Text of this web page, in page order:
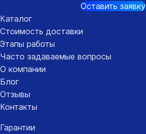
Оставить заявку
Каталог
Стоимость доставки
Этапы работы
Часто задаваемые вопросы
О компании
Блог
Отзывы
Контакты
Гарантии